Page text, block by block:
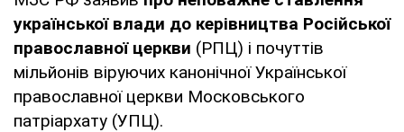
української влади до керівництва Російської
православної церкви (РПЦ) і почуттів
мільйонів віруючих канонічної Української
православної церкви Московського
патріархату (УПЦ).